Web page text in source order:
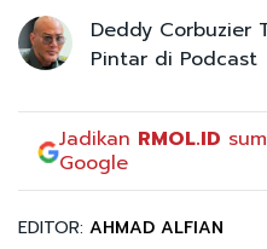
Deddy Corbuzier
Pintar di Podcast
Jadikan RMOL.ID
Google
EDITOR: AHMAD ALFIAN